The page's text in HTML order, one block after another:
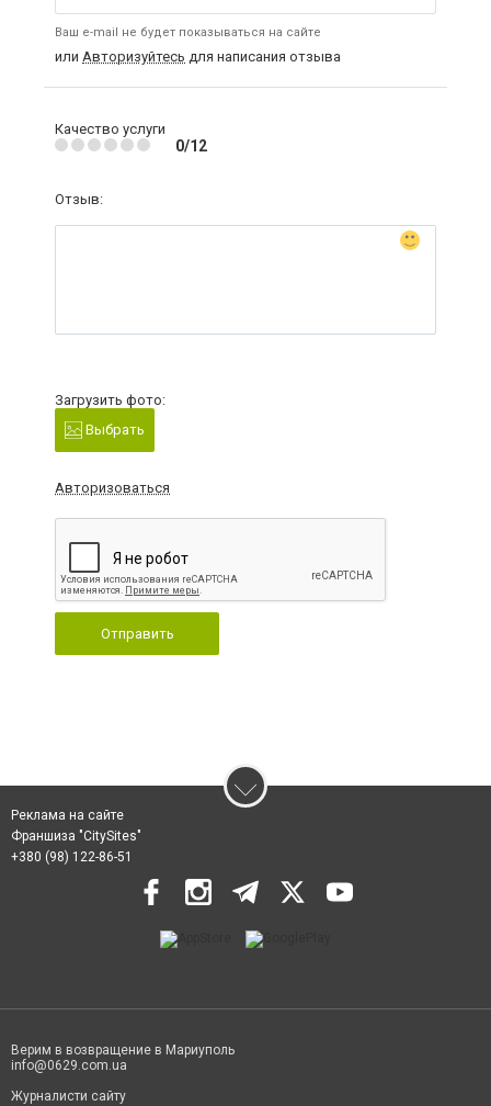
Ваш e-mail не будет показываться на сайте
или Авторизуйтесь для написания отзыва
Качество услуги
0/12
Отзыв:
Загрузить фото:
Выбрать
Авторизоваться
Отправить
Реклама на сайте
Франшиза "CitySites"
+380 (98) 122-86-51
Верим в возвращение в Мариуполь
info@0629.com.ua
Журналисти сайту